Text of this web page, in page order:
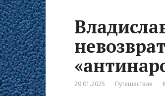
29.01.2025 Путешествие